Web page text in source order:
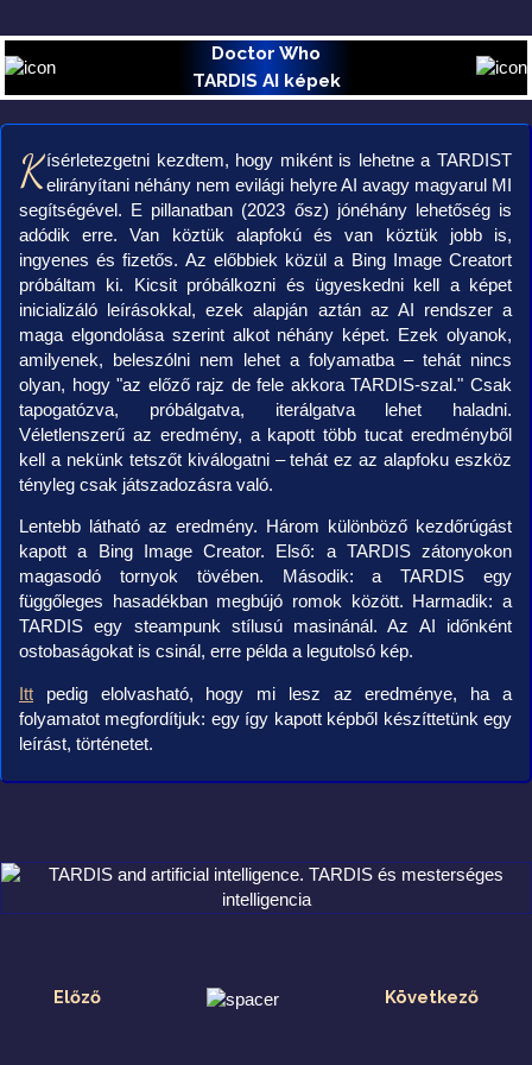
Doctor Who
TARDIS AI képek
Kísérletezgetni kezdtem, hogy miként is lehetne a TARDIST
elirányítani néhány nem evilági helyre AI avagy magyarul MI
segítségével. E pillanatban (2023 ősz) jónéhány lehetőség is
adódik erre. Van köztük alapfokú és van köztük jobb is,
ingyenes és fizetős. Az előbbiek közül a Bing Image Creatort
próbáltam ki. Kicsit próbálkozni és ügyeskedni kell a képet
inicializáló leírásokkal, ezek alapján aztán az AI rendszer a
maga elgondolása szerint alkot néhány képet. Ezek olyanok,
amilyenek, beleszólni nem lehet a folyamatba – tehát nincs
olyan, hogy "az előző rajz de fele akkora TARDIS-szal." Csak
tapogatózva, próbálgatva, iterálgatva lehet haladni.
Véletlenszerű az eredmény, a kapott több tucat eredményből
kell a nekünk tetszőt kiválogatni – tehát ez az alapfoku eszköz
tényleg csak játszadozásra való.
Lentebb látható az eredmény. Három különböző kezdőrúgást
kapott a Bing Image Creator. Első: a TARDIS zátonyokon
magasodó tornyok tövében. Második: a TARDIS egy
függőleges hasadékban megbújó romok között. Harmadik: a
TARDIS egy steampunk stílusú masinánál. Az AI időnként
ostobaságokat is csinál, erre példa a legutolsó kép.
Itt pedig elolvasható, hogy mi lesz az eredménye, ha a
folyamatot megfordítjuk: egy így kapott képből készíttetünk egy
leírást, történetet.
Előző Következő